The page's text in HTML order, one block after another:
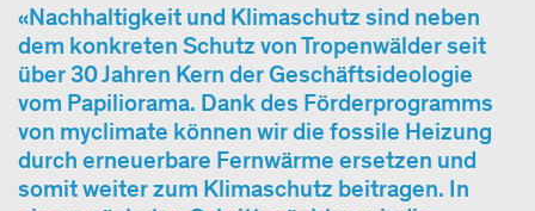
Nachhaltigkeit und Klimaschutz sind neben
dem konkreten Schutz von Tropenwälder seit
über 30 Jahren Kern der Geschäftsideologie
vom Papiliorama. Dank des Förderprogramms
von myclimate können wir die fossile Heizung
durch erneuerbare Fernwärme ersetzen und
somit weiter zum Klimaschutz beitragen. In